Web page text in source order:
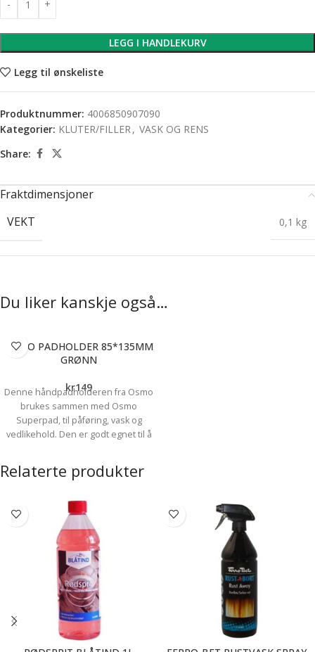
LEGG I HANDLEKURV
Legg til ønskeliste
Produktnummer: 4006850907090
Kategorier: KLUTER/FILLER, VASK OG RENS
Share:
Fraktdimensjoner
VEKT
0,1 kg
Du liker kanskje også…
OSMO PADHOLDER 85*135MM
GRØNN
kr149
Denne håndpadholderen fra Osmo
brukes sammen med Osmo
Superpad, til påføring, vask og
vedlikehold. Den er godt egnet til å
sammen med Osmo Superpad Mål:
Relaterte produkter